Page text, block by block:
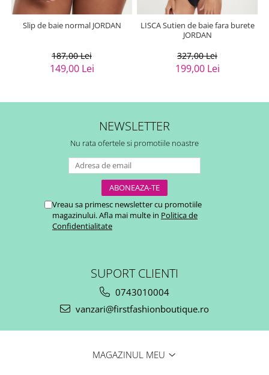
Slip de baie normal JORDAN
187,00 Lei
149,00 Lei
LISCA Sutien de baie fara burete
JORDAN
327,00 Lei
199,00 Lei
NEWSLETTER
Nu rata ofertele si promotiile noastre
Vreau sa primesc newsletter cu promotiile
magazinului. Afla mai multe in Politica de
Confidentialitate
SUPORT CLIENTI
0743010004
vanzari@firstfashionboutique.ro
MAGAZINUL MEU